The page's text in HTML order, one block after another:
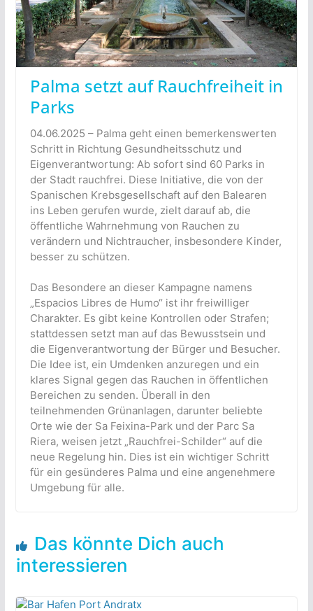
Palma setzt auf Rauchfreiheit in
Parks
04.06.2025 – Palma geht einen bemerkenswerten
Schritt in Richtung Gesundheitsschutz und
Eigenverantwortung: Ab sofort sind 60 Parks in
der Stadt rauchfrei. Diese Initiative, die von der
Spanischen Krebsgesellschaft auf den Balearen
ins Leben gerufen wurde, zielt darauf ab, die
öffentliche Wahrnehmung von Rauchen zu
verändern und Nichtraucher, insbesondere Kinder,
besser zu schützen.
Das Besondere an dieser Kampagne namens
„Espacios Libres de Humo“ ist ihr freiwilliger
Charakter. Es gibt keine Kontrollen oder Strafen;
stattdessen setzt man auf das Bewusstsein und
die Eigenverantwortung der Bürger und Besucher.
Die Idee ist, ein Umdenken anzuregen und ein
klares Signal gegen das Rauchen in öffentlichen
Bereichen zu senden. Überall in den
teilnehmenden Grünanlagen, darunter beliebte
Orte wie der Sa Feixina-Park und der Parc Sa
Riera, weisen jetzt „Rauchfrei-Schilder“ auf die
neue Regelung hin. Dies ist ein wichtiger Schritt
für ein gesünderes Palma und eine angenehmere
Umgebung für alle.
Das könnte Dich auch
interessieren